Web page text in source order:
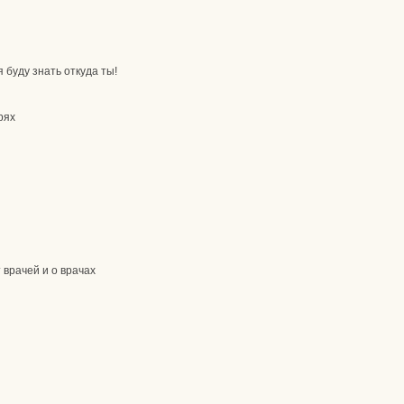
знать откуда ты!
и о врачах